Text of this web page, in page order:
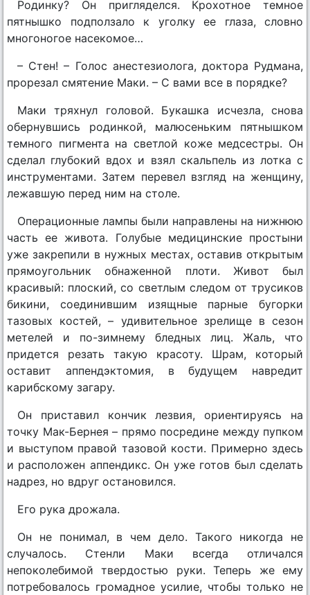
Родинку? Он пригляделся. Крохотное темное
пятнышко подползало к уголку ее глаза, словно
многоногое насекомое…
– Стен! – Голос анестезиолога, доктора Рудмана,
прорезал смятение Маки. – С вами все в порядке?
Маки тряхнул головой. Букашка исчезла, снова
обернувшись родинкой, малюсеньким пятнышком
темного пигмента на светлой коже медсестры. Он
сделал глубокий вдох и взял скальпель из лотка с
инструментами. Затем перевел взгляд на женщину,
лежавшую перед ним на столе.
Операционные лампы были направлены на нижнюю
часть ее живота. Голубые медицинские простыни
уже закрепили в нужных местах, оставив открытым
прямоугольник обнаженной плоти. Живот был
красивый: плоский, со светлым следом от трусиков
бикини, соединившим изящные парные бугорки
тазовых костей, – удивительное зрелище в сезон
метелей и по-зимнему бледных лиц. Жаль, что
придется резать такую красоту. Шрам, который
оставит аппендэктомия, в будущем навредит
карибскому загару.
Он приставил кончик лезвия, ориентируясь на
точку Мак-Бернея – прямо посредине между пупком
и выступом правой тазовой кости. Примерно здесь
и расположен аппендикс. Он уже готов был сделать
надрез, но вдруг остановился.
Его рука дрожала.
Он не понимал, в чем дело. Такого никогда не
случалось. Стенли Маки всегда отличался
непоколебимой твердостью руки. Теперь же ему
потребовалось громадное усилие, чтобы только не